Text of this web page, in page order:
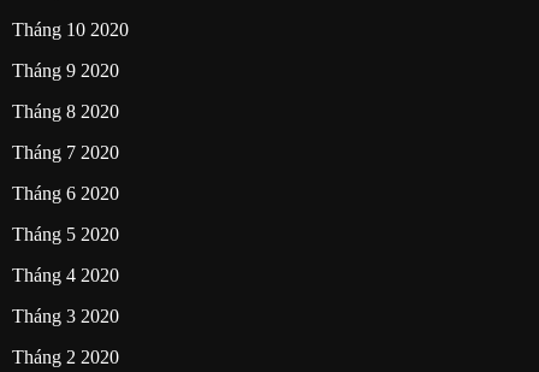
Tháng 10 2020
Tháng 9 2020
Tháng 8 2020
Tháng 7 2020
Tháng 6 2020
Tháng 5 2020
Tháng 4 2020
Tháng 3 2020
Tháng 2 2020